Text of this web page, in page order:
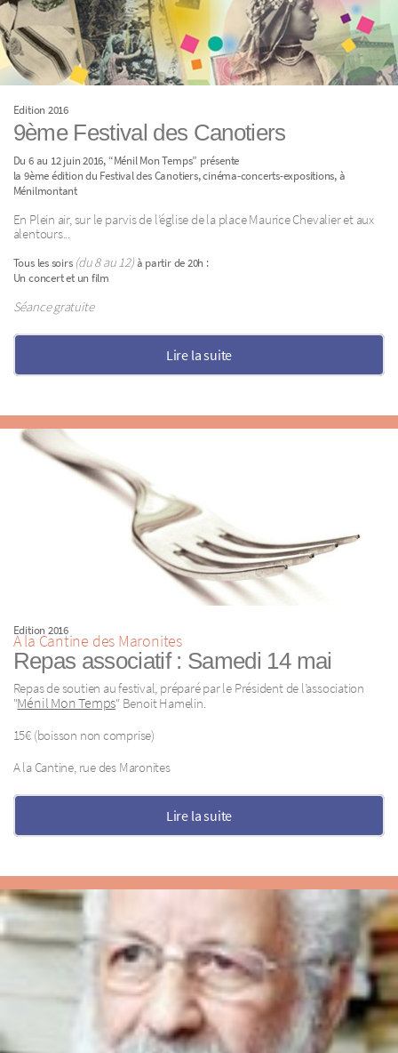
Edition 2016
9ème Festival des Canotiers
Du 6 au 12 juin 2016, “Ménil Mon Temps” présente
la 9ème édition du Festival des Canotiers, cinéma-concerts-expositions, à
Ménilmontant
En Plein air, sur le parvis de l’église de la place Maurice Chevalier et aux
alentours...
Tous les soirs (du 8 au 12)à partir de 20h :
Un concert et un film
Séance gratuite
Lire la suite
Edition 2016
A la Cantine des Maronites
Repas associatif : Samedi 14 mai
Repas de soutien au festival, préparé par le Président de l’association
"Ménil Mon Temps" Benoit Hamelin.
15€ (boisson non comprise)
A la Cantine, rue des Maronites
Lire la suite